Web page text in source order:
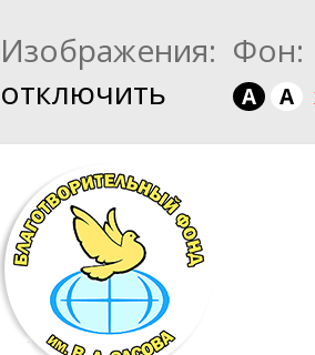
Изображения:
отключить
Фон:
A A